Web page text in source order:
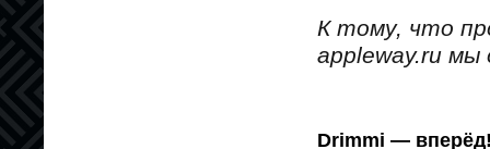
К тому, что
appleway.ru
Drimmi —